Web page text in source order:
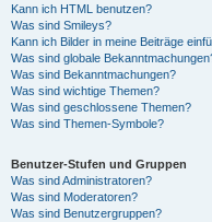
Kann ich HTML benutzen?
Was sind Smileys?
Kann ich Bilder in meine Beiträge
Was sind globale
Was sind Bekanntmachungen?
Was sind wichtige Themen?
Was sind geschlossene Themen?
Was sind Themen-Symbole?
Benutzer-Stufen und Gruppen
Was sind Administratoren?
Was sind Moderatoren?
Was sind Benutzergruppen?